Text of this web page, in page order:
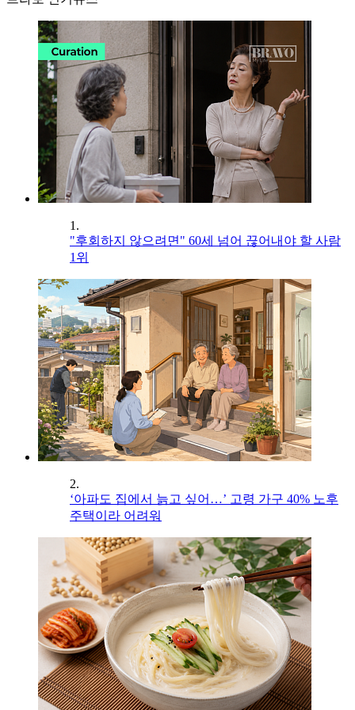
1.
"후회하지 않으려면" 60세 넘어 끊어내야 할 사람
1위
2.
‘아파도 집에서 늙고 싶어…’ 고령 가구 40% 노후
주택이라 어려워